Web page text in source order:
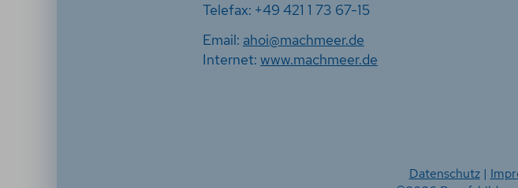
Telefax: +49 421 1 73 67-15
Email: ahoi@machmeer.de
Internet: www.machmeer.de
Datenschutz|